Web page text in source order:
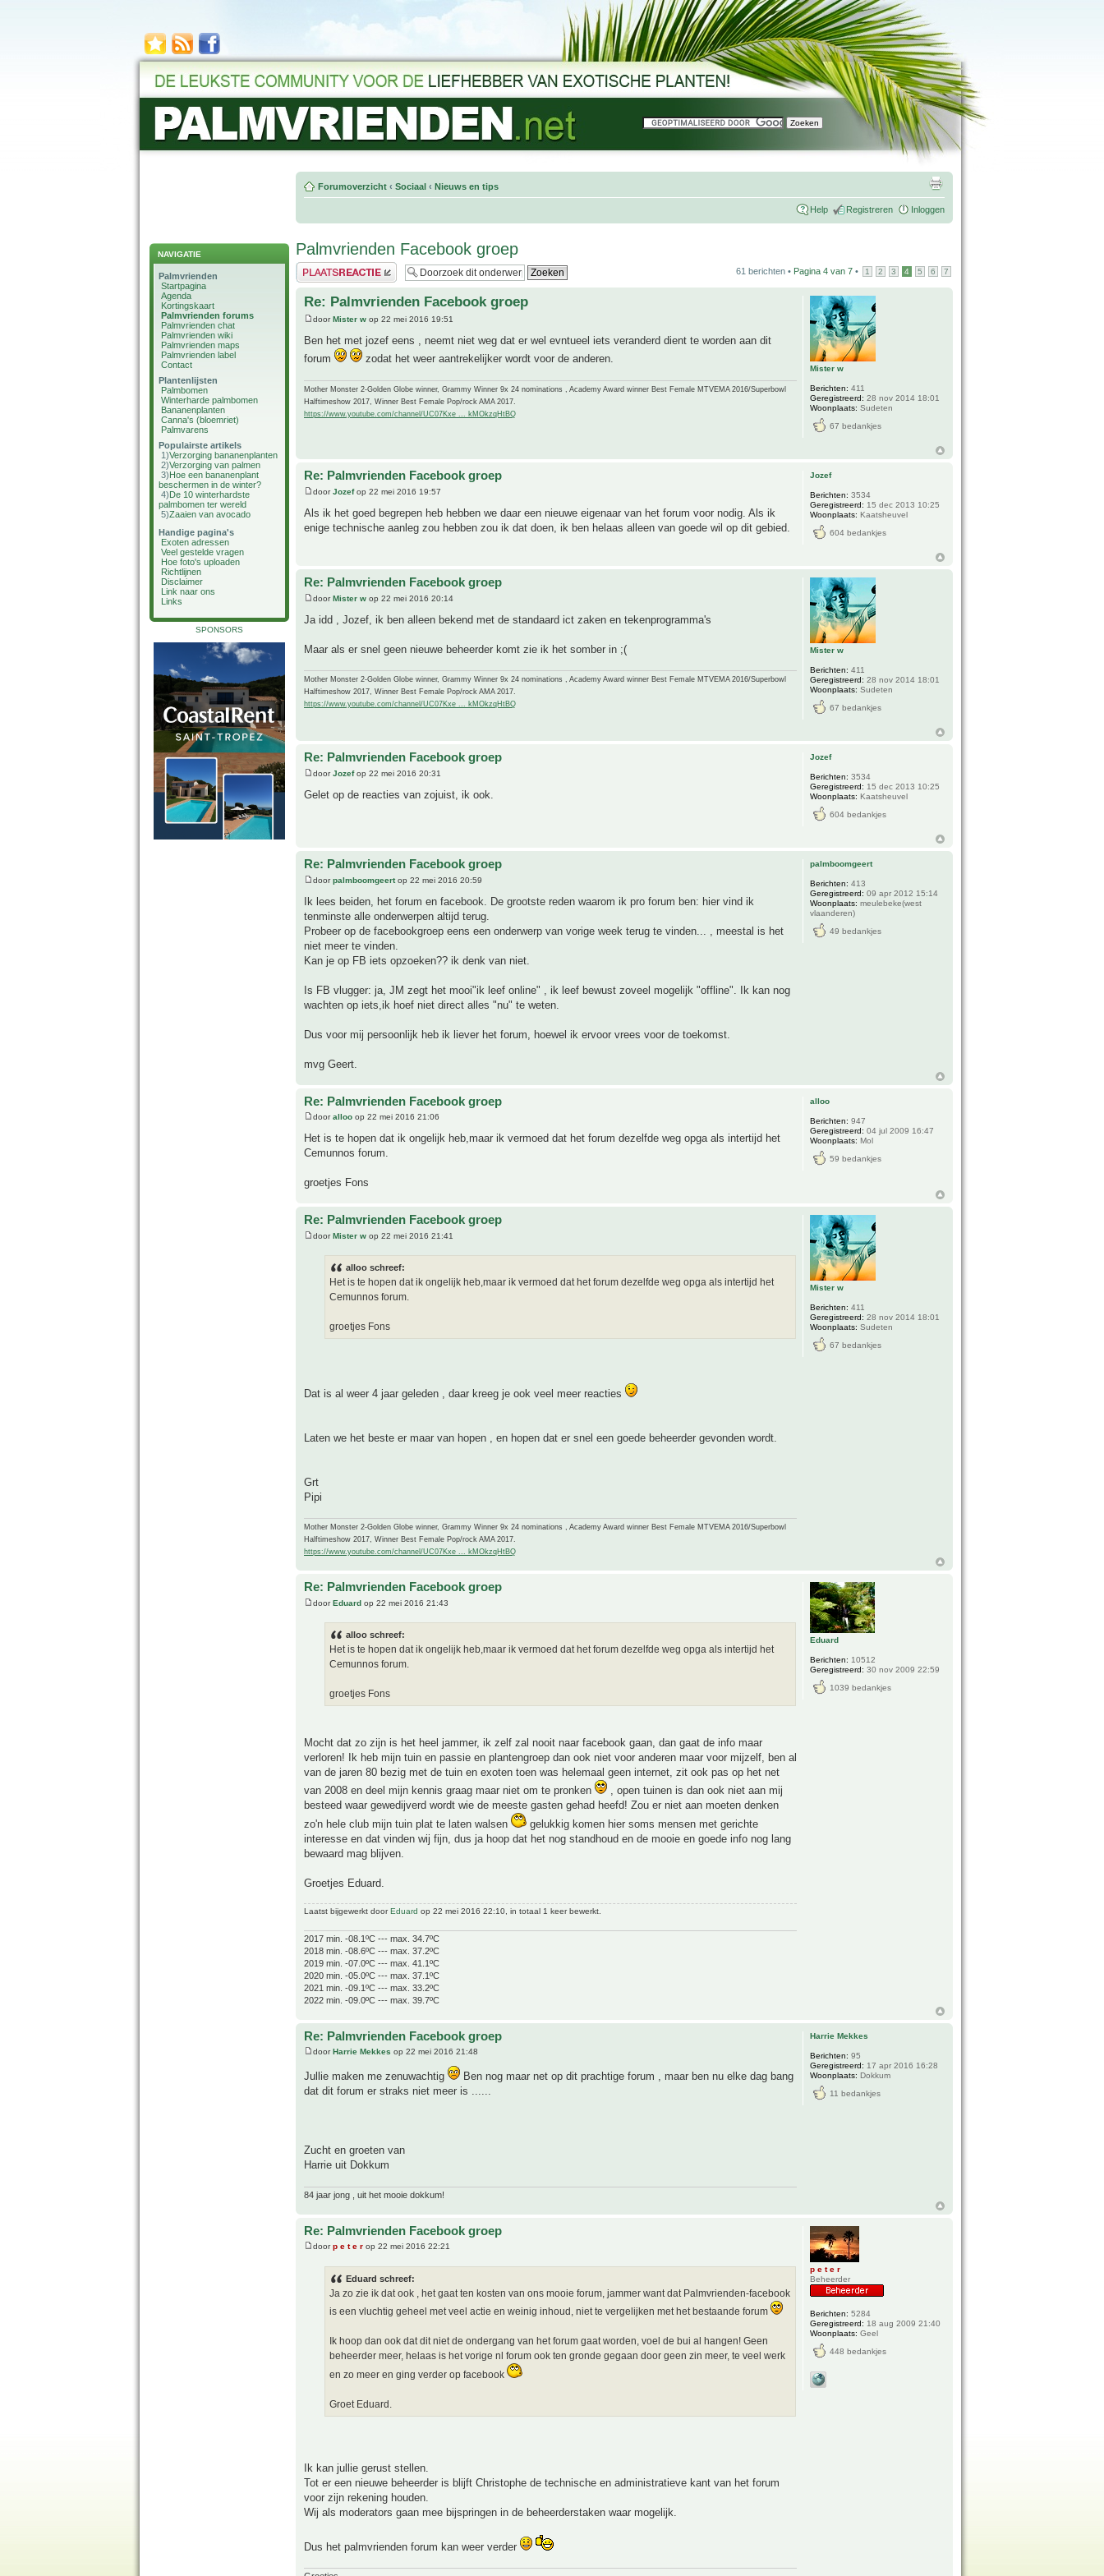
NAVIGATIE
Palmvrienden
Startpagina
Agenda
Kortingskaart
Palmvrienden forums
Palmvrienden chat
Palmvrienden wiki
Palmvrienden maps
Palmvrienden label
Contact
Plantenlijsten
Palmbomen
Winterharde palmbomen
Bananenplanten
Canna's (bloemriet)
Palmvarens
Populairste artikels
1)Verzorging bananenplanten
2)Verzorging van palmen
3)Hoe een bananenplant
beschermen in de winter?
4)De 10 winterhardste
palmbomen ter wereld
5)Zaaien van avocado
Handige pagina's
Exoten adressen
Veel gestelde vragen
Hoe foto's uploaden
Richtlijnen
Disclaimer
Link naar ons
Links
SPONSORS
Forumoverzicht ‹ Sociaal ‹ Nieuws en tips
Help Registreren Inloggen
Palmvrienden Facebook groep
Plaats een reactie 61 berichten • Pagina 4 van 7 • 1 2 3 4 5 6 7
Re: Palmvrienden Facebook groep
doorMister w op 22 mei 2016 19:51
Ben het met jozef eens , neemt niet weg dat er wel evntueel iets veranderd dient te worden aan dit
forum
zodat het weer aantrekelijker wordt voor de anderen.
Mother Monster 2-Golden Globe winner, Grammy Winner 9x 24 nominations , Academy Award winner Best Female MTVEMA 2016/Superbowl
Halftimeshow 2017, Winner Best Female Pop/rock AMA 2017.
https://www.youtube.com/channel/UC07Kxe ... kMOkzqHtBQ
Mister w
Berichten: 411
Geregistreerd: 28 nov 2014 18:01
Woonplaats: Sudeten
67 bedankjes
Re: Palmvrienden Facebook groep
doorJozefop 22 mei 2016 19:57
Als ik het goed begrepen heb hebben we daar een nieuwe eigenaar van het forum voor nodig. Als ik
enige technische aanleg zou hebben zou ik dat doen, ik ben helaas alleen van goede wil op dit gebied.
Jozef
Berichten: 3534
Geregistreerd: 15 dec 2013 10:25
Woonplaats: Kaatsheuvel
604 bedankjes
Re: Palmvrienden Facebook groep
doorMister w op 22 mei 2016 20:14
Ja idd , Jozef, ik ben alleen bekend met de standaard ict zaken en tekenprogramma's
Maar als er snel geen nieuwe beheerder komt zie ik het somber in ;(
Mother Monster 2-Golden Globe winner, Grammy Winner 9x 24 nominations , Academy Award winner Best Female MTVEMA 2016/Superbowl
Halftimeshow 2017, Winner Best Female Pop/rock AMA 2017.
https://www.youtube.com/channel/UC07Kxe ... kMOkzqHtBQ
Mister w
Berichten: 411
Geregistreerd: 28 nov 2014 18:01
Woonplaats: Sudeten
67 bedankjes
Re: Palmvrienden Facebook groep
doorJozefop 22 mei 2016 20:31
Gelet op de reacties van zojuist, ik ook.
Jozef
Berichten: 3534
Geregistreerd: 15 dec 2013 10:25
Woonplaats: Kaatsheuvel
604 bedankjes
Re: Palmvrienden Facebook groep
doorpalmboomgeertop 22 mei 2016 20:59
Ik lees beiden, het forum en facebook. De grootste reden waarom ik pro forum ben: hier vind ik
tenminste alle onderwerpen altijd terug.
Probeer op de facebookgroep eens een onderwerp van vorige week terug te vinden... , meestal is het
niet meer te vinden.
Kan je op FB iets opzoeken?? ik denk van niet.
Is FB vlugger: ja, JM zegt het mooi"ik leef online" , ik leef bewust zoveel mogelijk "offline". Ik kan nog
wachten op iets,ik hoef niet direct alles "nu" te weten.
Dus voor mij persoonlijk heb ik liever het forum, hoewel ik ervoor vrees voor de toekomst.
mvg Geert.
palmboomgeert
Berichten: 413
Geregistreerd: 09 apr 2012 15:14
Woonplaats: meulebeke(west
vlaanderen)
49 bedankjes
Re: Palmvrienden Facebook groep
dooralloo op 22 mei 2016 21:06
Het is te hopen dat ik ongelijk heb,maar ik vermoed dat het forum dezelfde weg opga als intertijd het
Cemunnos forum.
groetjes Fons
alloo
Berichten: 947
Geregistreerd: 04 jul 2009 16:47
Woonplaats: Mol
59 bedankjes
Re: Palmvrienden Facebook groep
doorMister w op 22 mei 2016 21:41
alloo schreef:
Het is te hopen dat ik ongelijk heb,maar ik vermoed dat het forum dezelfde weg opga als intertijd het
Cemunnos forum.
groetjes Fons
Dat is al weer 4 jaar geleden , daar kreeg je ook veel meer reacties
Laten we het beste er maar van hopen , en hopen dat er snel een goede beheerder gevonden wordt.
Grt
Pipi
Mother Monster 2-Golden Globe winner, Grammy Winner 9x 24 nominations , Academy Award winner Best Female MTVEMA 2016/Superbowl
Halftimeshow 2017, Winner Best Female Pop/rock AMA 2017.
https://www.youtube.com/channel/UC07Kxe ... kMOkzqHtBQ
Mister w
Berichten: 411
Geregistreerd: 28 nov 2014 18:01
Woonplaats: Sudeten
67 bedankjes
Re: Palmvrienden Facebook groep
doorEduard op 22 mei 2016 21:43
alloo schreef:
Het is te hopen dat ik ongelijk heb,maar ik vermoed dat het forum dezelfde weg opga als intertijd het
Cemunnos forum.
groetjes Fons
Mocht dat zo zijn is het heel jammer, ik zelf zal nooit naar facebook gaan, dan gaat de info maar
verloren! Ik heb mijn tuin en passie en plantengroep dan ook niet voor anderen maar voor mijzelf, ben al
van de jaren 80 bezig met de tuin en exoten toen was helemaal geen internet, zit ook pas op het net
van 2008 en deel mijn kennis graag maar niet om te pronken
, open tuinen is dan ook niet aan mij
besteed waar gewedijverd wordt wie de meeste gasten gehad heefd! Zou er niet aan moeten denken
zo'n hele club mijn tuin plat te laten walsen
gelukkig komen hier soms mensen met gerichte
interesse en dat vinden wij fijn, dus ja hoop dat het nog standhoud en de mooie en goede info nog lang
bewaard mag blijven.
Groetjes Eduard.
Laatst bijgewerkt doorEduard op 22 mei 2016 22:10, in totaal 1 keer bewerkt.
2017 min. -08.1ºC --- max. 34.7ºC
2018 min. -08.6ºC --- max. 37.2ºC
2019 min. -07.0ºC --- max. 41.1ºC
2020 min. -05.0ºC --- max. 37.1ºC
2021 min. -09.1ºC --- max. 33.2ºC
2022 min. -09.0ºC --- max. 39.7ºC
Eduard
Berichten: 10512
Geregistreerd: 30 nov 2009 22:59
1039 bedankjes
Re: Palmvrienden Facebook groep
doorHarrie Mekkes op 22 mei 2016 21:48
Jullie maken me zenuwachtig
Ben nog maar net op dit prachtige forum , maar ben nu elke dag bang
dat dit forum er straks niet meer is ......
Zucht en groeten van
Harrie uit Dokkum
84 jaar jong , uit het mooie dokkum!
Harrie Mekkes
Berichten: 95
Geregistreerd: 17 apr 2016 16:28
Woonplaats: Dokkum
11 bedankjes
Re: Palmvrienden Facebook groep
doorp e t e r op 22 mei 2016 22:21
Eduard schreef:
Ja zo zie ik dat ook , het gaat ten kosten van ons mooie forum, jammer want dat Palmvrienden-facebook
is een vluchtig geheel met veel actie en weinig inhoud, niet te vergelijken met het bestaande forum
Ik hoop dan ook dat dit niet de ondergang van het forum gaat worden, voel de bui al hangen! Geen
beheerder meer, helaas is het vorige nl forum ook ten gronde gegaan door geen zin meer, te veel werk
en zo meer en ging verder op facebook
Groet Eduard.
Ik kan jullie gerust stellen.
Tot er een nieuwe beheerder is blijft Christophe de technische en administratieve kant van het forum
voor zijn rekening houden.
Wij als moderators gaan mee bijspringen in de beheerderstaken waar mogelijk.
Dus het palmvrienden forum kan weer verder
p e t e r
Beheerder
Berichten: 5284
Geregistreerd: 18 aug 2009 21:40
Woonplaats: Geel
448 bedankjes